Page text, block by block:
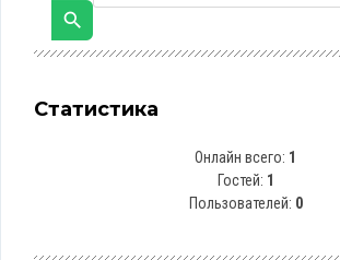
Статистика
Онлайн всего: 1
Гостей: 1
Пользователей: 0